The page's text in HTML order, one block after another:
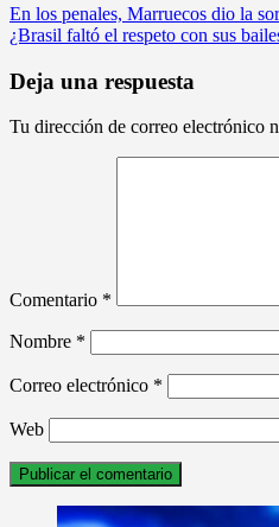
Navegación
de
entradas
En los penales, Marruecos dio la
¿Brasil faltó el respeto con sus
Deja una respuesta
Tu dirección de correo electrónico
Comentario *
Nombre *
Correo electrónico *
Web